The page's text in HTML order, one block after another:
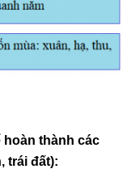
thành các
trái đất):